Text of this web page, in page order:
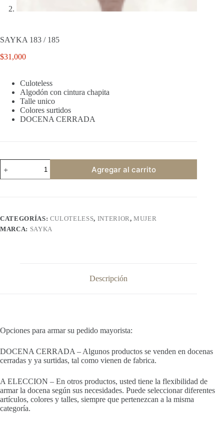
SAYKA 183 / 185
$31,000
Culoteless
Algodón con cintura chapita
Talle unico
Colores surtidos
DOCENA CERRADA
183
/
Agregar al carrito
CATEGORÍAS: CULOTELESS, INTERIOR,MUJER
MARCA: SAYKA
Descripción
Opciones para armar su pedido mayorista:
DOCENA CERRADA – Algunos productos se venden en docenas
cerradas y ya surtidas, tal como vienen de fabrica.
A ELECCION – En otros productos, usted tiene la flexibilidad de
armar la docena según sus necesidades. Puede seleccionar diferentes
artículos, colores y talles, siempre que pertenezcan a la misma
categoría.